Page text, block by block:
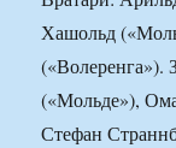
Хашольд
(«Мольде»),
Стефан